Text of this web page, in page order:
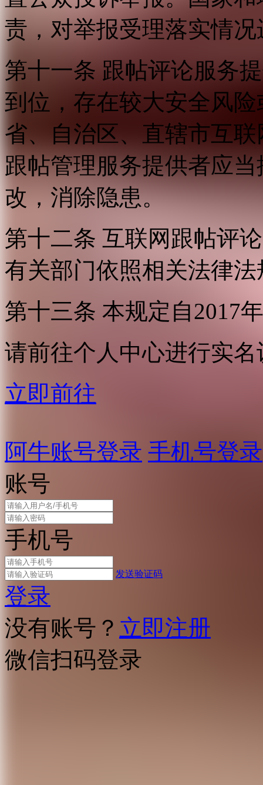
责，对举报受理落实情
第十一条 跟帖评论服务
到位，存在较大安全风
省、自治区、直辖市互
跟帖管理服务提供者应
改，消除隐患。
第十二条 互联网跟帖评
有关部门依照相关法律
第十三条 本规定自2017
请前往个人中心进行实名
立即前往
阿牛账号登录 手机号登录
账号
手机号
发送验证码
登录
没有账号？ 立即注册
微信扫码登录